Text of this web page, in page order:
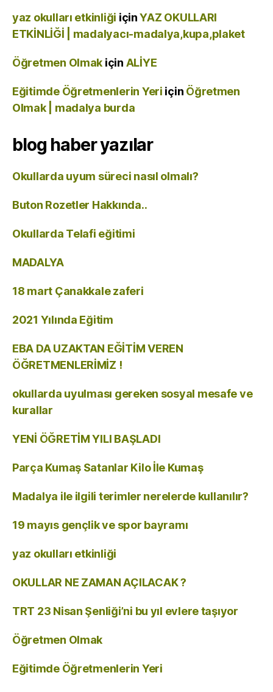
yaz okulları etkinliği içinYAZ OKULLARI
ETKİNLİĞİ | madalyacı-madalya,kupa,plaket
Öğretmen Olmak için ALİYE
Eğitimde Öğretmenlerin Yeri için Öğretmen
Olmak | madalya burda
blog haber yazılar
Okullarda uyum süreci nasıl olmalı?
Buton Rozetler Hakkında..
Okullarda Telafi eğitimi
MADALYA
18 mart Çanakkale zaferi
2021 Yılında Eğitim
EBA DA UZAKTAN EĞİTİM VEREN
ÖĞRETMENLERİMİZ !
okullarda uyulması gereken sosyal mesafe ve
kurallar
YENİ ÖĞRETİM YILI BAŞLADI
Parça Kumaş Satanlar Kilo İle Kumaş
Madalya ile ilgili terimler nerelerde kullanılır?
19 mayıs gençlik ve spor bayramı
yaz okulları etkinliği
OKULLAR NE ZAMAN AÇILACAK ?
TRT 23 Nisan Şenliği’ni bu yıl evlere taşıyor
Öğretmen Olmak
Eğitimde Öğretmenlerin Yeri